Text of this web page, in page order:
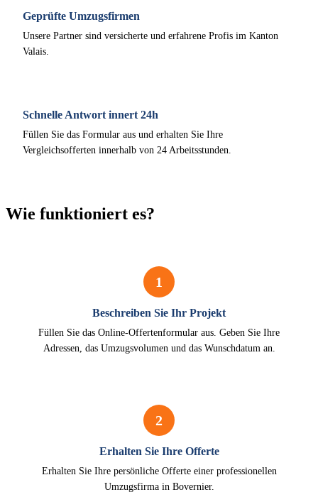
Geprüfte Umzugsfirmen
Unsere Partner sind versicherte und erfahrene Profis im Kanton
Valais.
Schnelle Antwort innert 24h
Füllen Sie das Formular aus und erhalten Sie Ihre
Vergleichsofferten innerhalb von 24 Arbeitsstunden.
Wie funktioniert es?
1
Beschreiben Sie Ihr Projekt
Füllen Sie das Online-Offertenformular aus. Geben Sie Ihre
Adressen, das Umzugsvolumen und das Wunschdatum an.
2
Erhalten Sie Ihre Offerte
Erhalten Sie Ihre persönliche Offerte einer professionellen
Umzugsfirma in Bovernier.